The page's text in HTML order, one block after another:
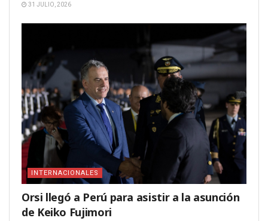
31 JULIO, 2026
INTERNACIONALES
Orsi llegó a Perú para asistir a la asunción
de Keiko Fujimori